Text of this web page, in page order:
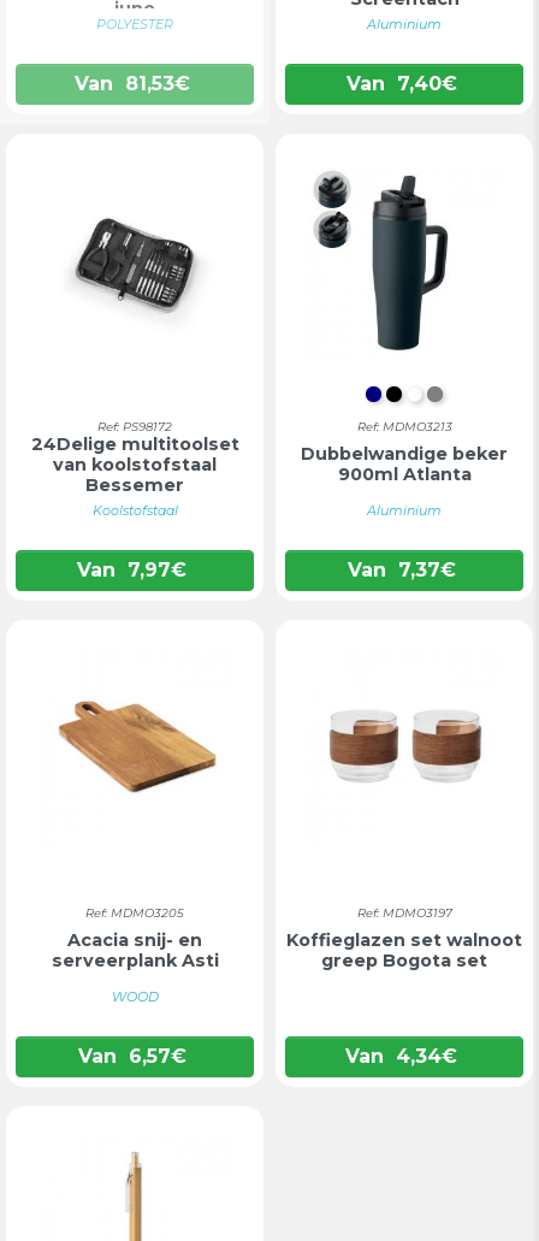
juno
POLYESTER
Van 81,53€
Aluminium
Van 7,40€
Ref: PS98172
24Delige multitoolset
van koolstofstaal
Bessemer
Koolstofstaal
Van 7,97€
DONKERBLAUW
ZWART
WITGRIJS
Ref: MDMO3213
Dubbelwandige beker
900ml Atlanta
Aluminium
Van 7,37€
Ref: MDMO3205
Acacia snij- en
serveerplank Asti
WOOD
Van 6,57€
Ref: MDMO3197
Koffieglazen set walnoot
greep Bogota set
Van 4,34€